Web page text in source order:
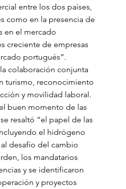
entre los dos países,
como en la presencia de
en el mercado
creciente de empresas
portugués”.
colaboración conjunta
turismo, reconocimiento
y movilidad laboral.
buen momento de las
resaltó “el papel de las
el hidrógeno
desafío del cambio
los mandatarios
y se identificaron
y proyectos